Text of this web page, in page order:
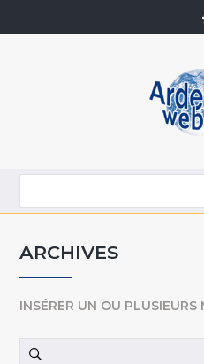
ARCHIVES
INSÉRER UN OU PLUSIEURS